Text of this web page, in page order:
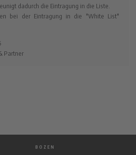
dadurch die Eintragung in die Liste.
bei der Eintragung in die "White List"
Partner
BOZEN